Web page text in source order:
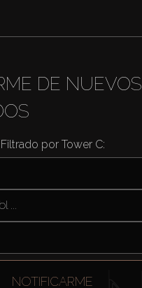
DE NUEVOS
Filtrado por Tower C:
...
NOTIFICARME